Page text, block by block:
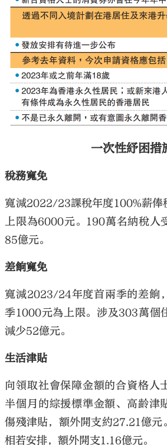
一次性紓困措
稅務寬免
寬減2022/23課稅年度100%薪俸
上限為6000元。190萬名納稅人
85億元。
差餉寬免
寬減2023/24年度首兩季的差餉
季1000元為上限。涉及303萬個
減少52億元。
生活津貼
向領取社會保障金額的合資格人
半個月的綜援標準金額、高齡津
傷殘津貼，額外開支約27.21億元
相若安排，額外開支1.16億元。